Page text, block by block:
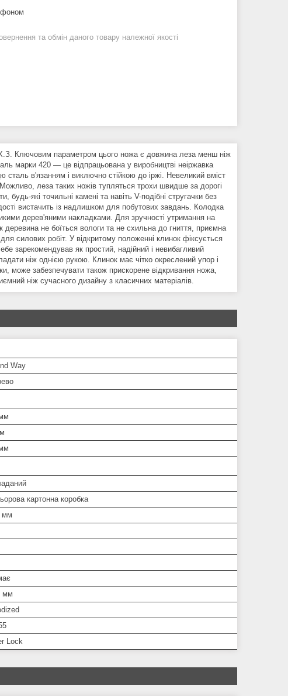
та обмін даного товару належної якості
Ключовим параметром цього ножа є довжина леза менш ніж
марки 420 — це відпрацьована у виробництві неіржавка
в'язанням і виключно стійкою до іржі. Невеликий вміст
леза таких ножів тупляться трохи швидше за дорогі
які точильні камені та навіть V-подібні стругачки без
вистачить із надлишком для побутових завдань. Колодка
дерев'яними накладками. Для зручності утримання на
не боїться вологи та не схильна до гниття, приємна
силових робіт. У відкритому положенні клинок фіксується
зарекомендував як простий, надійний і невибагливий
ніж однією рукою. Клинок має чітко окреслений упор і
може забезпечувати також прискорене відкривання ножа,
ніж сучасного дизайну з класичних матеріалів.
Way
картонна коробка
мм
мм
Lock